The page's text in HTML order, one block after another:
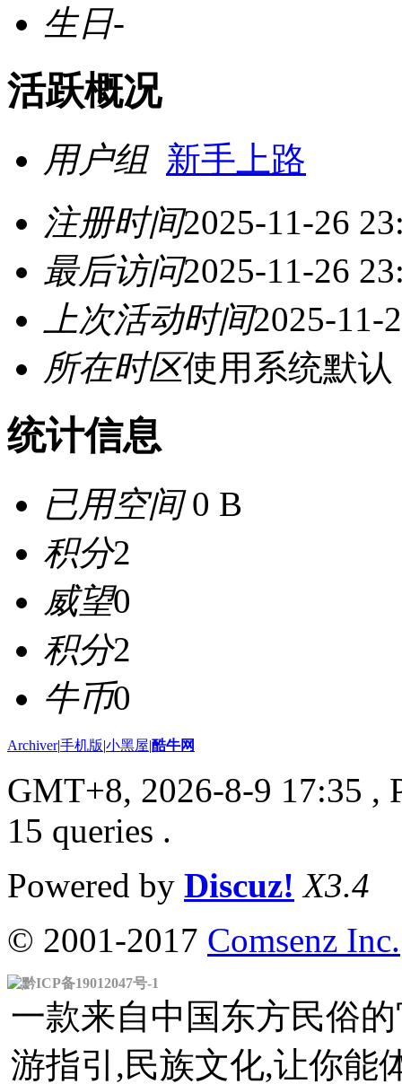
生日-
活跃概况
用户组 新手上路
注册时间2025-11-26
最后访问2025-11-26
上次活动时间2025-11-
所在时区使用系统默认
统计信息
已用空间0 B
积分2
威望0
积分2
牛币0
Archiver|手机版|小黑屋|酷牛网
GMT+8, 2026-8-9 17:35 ,
15 queries .
Powered by Discuz! X3.4
© 2001-2017 Comsenz Inc.
黔ICP备19012047号-1
一款来自中国东方民俗
游指引,民族文化,让你能